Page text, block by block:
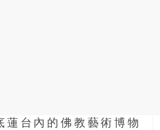
蓮台內的佛教藝術博物